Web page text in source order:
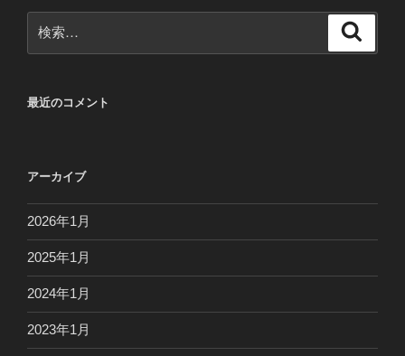
索:
最近のコメント
アーカイブ
2026年1月
2025年1月
2024年1月
2023年1月